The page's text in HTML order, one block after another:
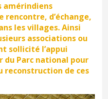
amérindiens
rencontre, d’échange,
les villages. Ainsi
associations ou
sollicité l’appui
Parc national pour
reconstruction de ces